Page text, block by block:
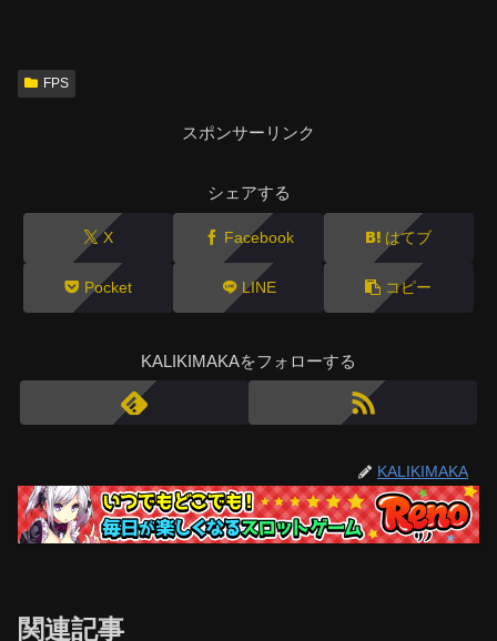
FPS
スポンサーリンク
シェアする
X Facebook はてブ
Pocket LINE コピー
KALIKIMAKAをフォローする
KALIKIMAKA
関連記事